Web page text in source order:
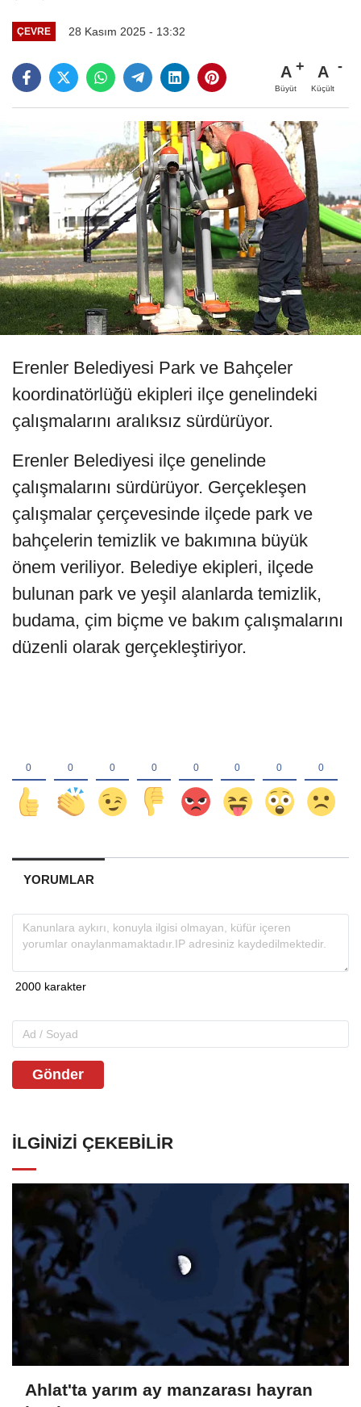
ÇEVRE 28 Kasım 2025 - 13:32
A
Büyüt
A
Küçült
Erenler Belediyesi Park ve Bahçeler
koordinatörlüğü ekipleri ilçe genelindeki
çalışmalarını aralıksız sürdürüyor.
Erenler Belediyesi ilçe genelinde
çalışmalarını sürdürüyor. Gerçekleşen
çalışmalar çerçevesinde ilçede park ve
bahçelerin temizlik ve bakımına büyük
önem veriliyor. Belediye ekipleri, ilçede
bulunan park ve yeşil alanlarda temizlik,
budama, çim biçme ve bakım çalışmalarını
düzenli olarak gerçekleştiriyor.
YORUMLAR
Gönder
İLGINIZI ÇEKEBILIR
Ahlat'ta yarım ay manzarası hayran